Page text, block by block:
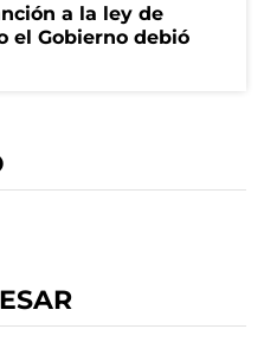
a la ley de
el Gobierno debió